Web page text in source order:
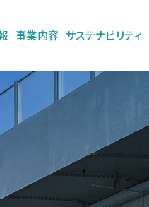
事業内容 サステナビリティ